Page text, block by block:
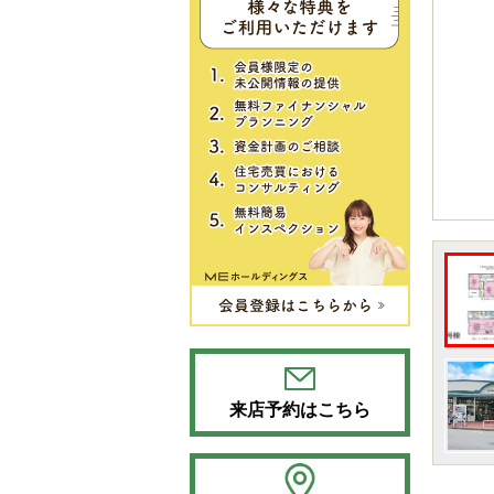
来店予約はこちら